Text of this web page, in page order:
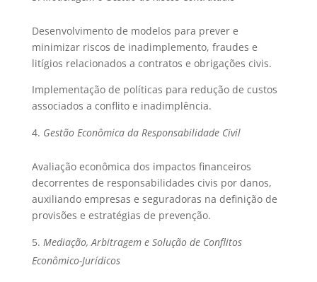
Desenvolvimento de modelos para prever e
minimizar riscos de inadimplemento, fraudes e
litígios relacionados a contratos e obrigações civis.
Implementação de políticas para redução de custos
associados a conflito e inadimplência.
Gestão Econômica da Responsabilidade Civil
Avaliação econômica dos impactos financeiros
decorrentes de responsabilidades civis por danos,
auxiliando empresas e seguradoras na definição de
provisões e estratégias de prevenção.
Mediação, Arbitragem e Solução de Conflitos
Econômico-Jurídicos